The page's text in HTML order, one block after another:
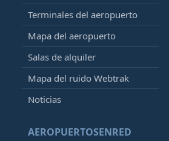
Terminales del aeropuerto
Mapa del aeropuerto
Salas de alquiler
Mapa del ruido Webtrak
Noticias
AEROPUERTOSENRED